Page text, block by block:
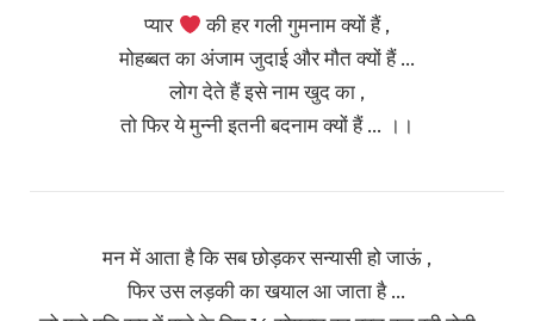
प्यार
की हर गली गुमनाम क्यों हैं ,
मोहब्बत का अंजाम जुदाई और मौत क्यों हैं …
लोग देते हैं इसे नाम खुद का ,
तो फिर ये मुन्नी इतनी बदनाम क्यों हैं … ।।
मन में आता है कि सब छोड़कर सन्यासी हो जाऊं ,
फिर उस लड़की का खयाल आ जाता है …